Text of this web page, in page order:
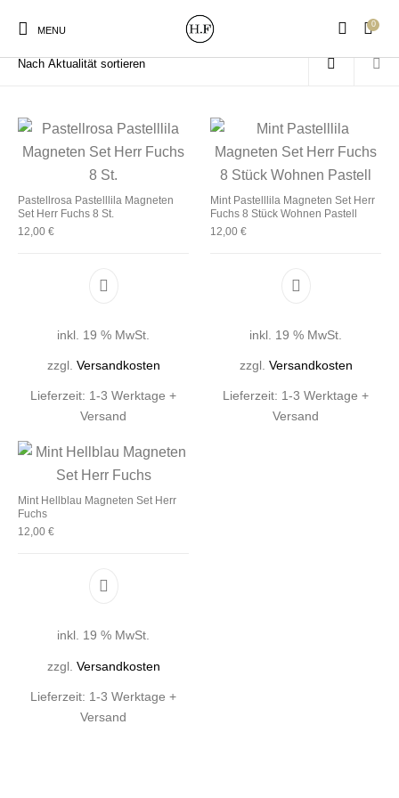
MENU
0
New Products Wandteller Geschirrtücher
Poster&Notizbücher
für den Kopf
Start / Produkte verschlagwortet mit „Pistazie“
Pastellrosa Pastelllila Magneten
Set Herr Fuchs 8 St.
12,00 €
inkl. 19 % MwSt.
zzgl. Versandkosten
Lieferzeit: 1-3 Werktage +
Versand
Mint Pastelllila Magneten Set Herr
Fuchs 8 Stück Wohnen Pastell
12,00 €
inkl. 19 % MwSt.
zzgl. Versandkosten
Lieferzeit: 1-3 Werktage +
Versand
Mint Hellblau Magneten Set Herr
Fuchs
12,00 €
inkl. 19 % MwSt.
zzgl. Versandkosten
Lieferzeit: 1-3 Werktage +
Versand